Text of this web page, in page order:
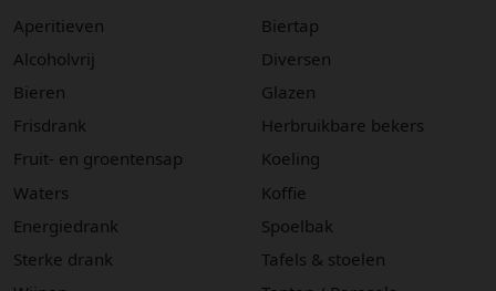
Aperitieven
Alcoholvrij
Bieren
Frisdrank
Fruit- en groentensap
Waters
Energiedrank
Sterke drank
Biertap
Diversen
Glazen
Herbruikbare bekers
Koeling
Koffie
Spoelbak
Tafels & stoelen